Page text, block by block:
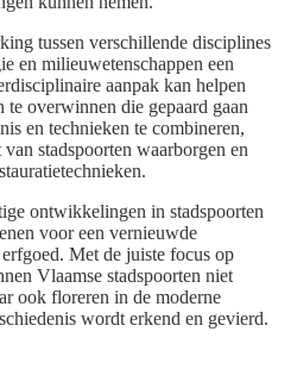
tussen verschillende disciplines
en milieuwetenschappen een
aanpak kan helpen
overwinnen die gepaard gaan
en technieken te combineren,
stadspoorten waarborgen en
ontwikkelingen in stadspoorten
voor een vernieuwde
Met de juiste focus op
Vlaamse stadspoorten niet
ook floreren in de moderne
wordt erkend en gevierd.